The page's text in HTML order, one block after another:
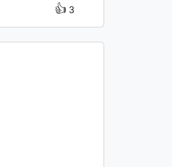
👍 3